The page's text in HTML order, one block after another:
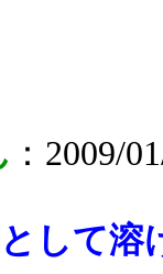
：2009/
して溶